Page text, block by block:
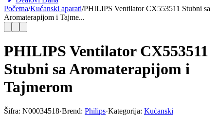
Početna/Kućanski aparati/PHILIPS Ventilator CX553511 Stubni sa
Aromaterapijom i Tajme...
PHILIPS Ventilator CX553511
Stubni sa Aromaterapijom i
Tajmerom
Šifra: N00034518·Brend: Philips·Kategorija: Kućanski